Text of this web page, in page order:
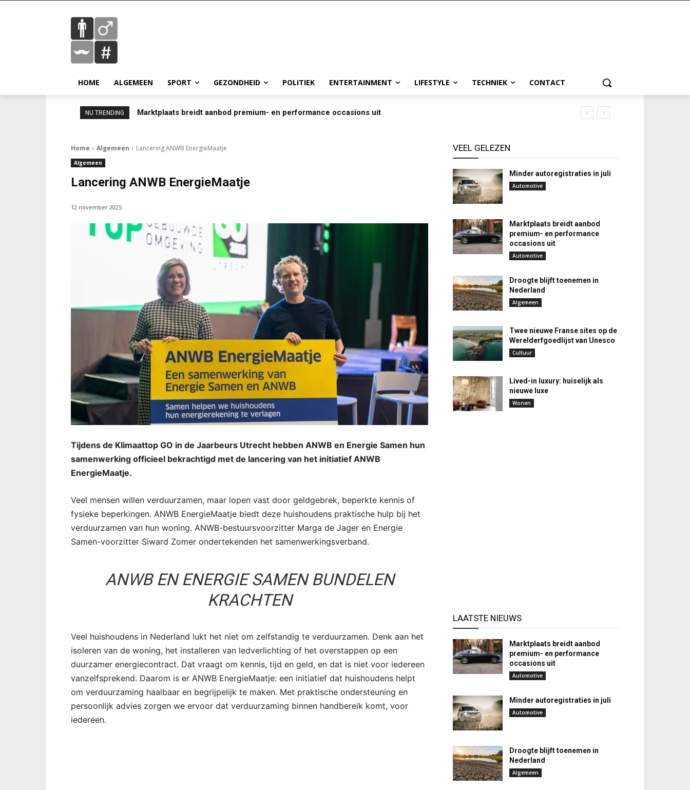
HOME ALGEMEEN SPORT GEZONDHEID POLITIEK ENTERTAINMENT LIFESTYLE TECHNIEK CONTACT
NU TRENDING Marktplaats breidt aanbod premium- en performance occasions uit
Home Algemeen Lancering ANWB EnergieMaatje
Algemeen
Lancering ANWB EnergieMaatje
12 november 2025
Tijdens de Klimaattop GO in de Jaarbeurs Utrecht hebben ANWB en Energie Samen hun
samenwerking officieel bekrachtigd met de lancering van het initiatief ANWB
EnergieMaatje.
Veel mensen willen verduurzamen, maar lopen vast door geldgebrek, beperkte kennis of
fysieke beperkingen. ANWB EnergieMaatje biedt deze huishoudens praktische hulp bij het
verduurzamen van hun woning. ANWB-bestuursvoorzitter Marga de Jager en Energie
Samen-voorzitter Siward Zomer ondertekenden het samenwerkingsverband.
ANWB EN ENERGIE SAMEN BUNDELEN
KRACHTEN
Veel huishoudens in Nederland lukt het niet om zelfstandig te verduurzamen. Denk aan het
isoleren van de woning, het installeren van ledverlichting of het overstappen op een
duurzamer energiecontract. Dat vraagt om kennis, tijd en geld, en dat is niet voor iedereen
vanzelfsprekend. Daarom is er ANWB EnergieMaatje: een initiatief dat huishoudens helpt
om verduurzaming haalbaar en begrijpelijk te maken. Met praktische ondersteuning en
persoonlijk advies zorgen we ervoor dat verduurzaming binnen handbereik komt, voor
iedereen.
VEEL GELEZEN
Minder autoregistraties in juli
Automotive
Marktplaats breidt aanbod
premium- en performance
occasions uit
Automotive
Droogte blijft toenemen in
Nederland
Algemeen
Twee nieuwe Franse sites op de
Werelderfgoedlijst van Unesco
Cultuur
Lived-in luxury: huiselijk als
nieuwe luxe
Wonen
LAATSTE NIEUWS
Marktplaats breidt aanbod
premium- en performance
occasions uit
Automotive
Minder autoregistraties in juli
Automotive
Droogte blijft toenemen in
Nederland
Algemeen